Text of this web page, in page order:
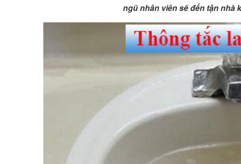
ngũ nhân viên sẽ đến tận nhà